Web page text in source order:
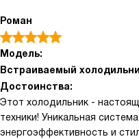
Роман
Модель:
Встраиваемый
Достоинства:
Этот холодильник -
техники! Уникальная
энергоэффективность и